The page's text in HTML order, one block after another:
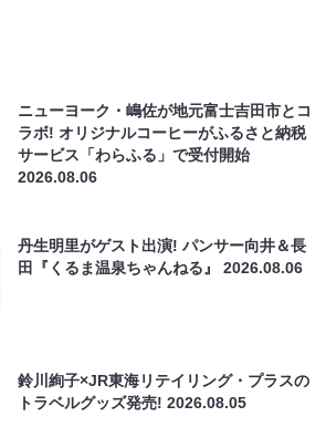
ニューヨーク・嶋佐が地元富士吉田市とコ
ラボ! オリジナルコーヒーがふるさと納税
サービス「わらふる」で受付開始
2026.08.06
丹生明里がゲスト出演! パンサー向井＆長
田『くるま温泉ちゃんねる』2026.08.06
鈴川絢子×JR東海リテイリング・プラスの
トラベルグッズ発売!2026.08.05